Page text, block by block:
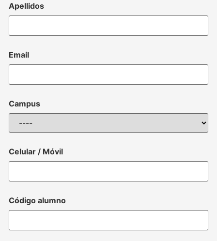
Apellidos
Email
Campus
Celular / Móvil
Código alumno